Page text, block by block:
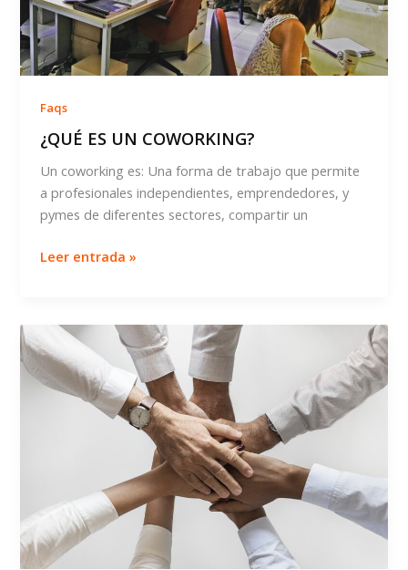
Faqs
¿QUÉ ES UN COWORKING?
Un coworking es: Una forma de trabajo que permite
a profesionales independientes, emprendedores, y
pymes de diferentes sectores, compartir un
¿QUÉ
COWORKING?
Leer entrada »